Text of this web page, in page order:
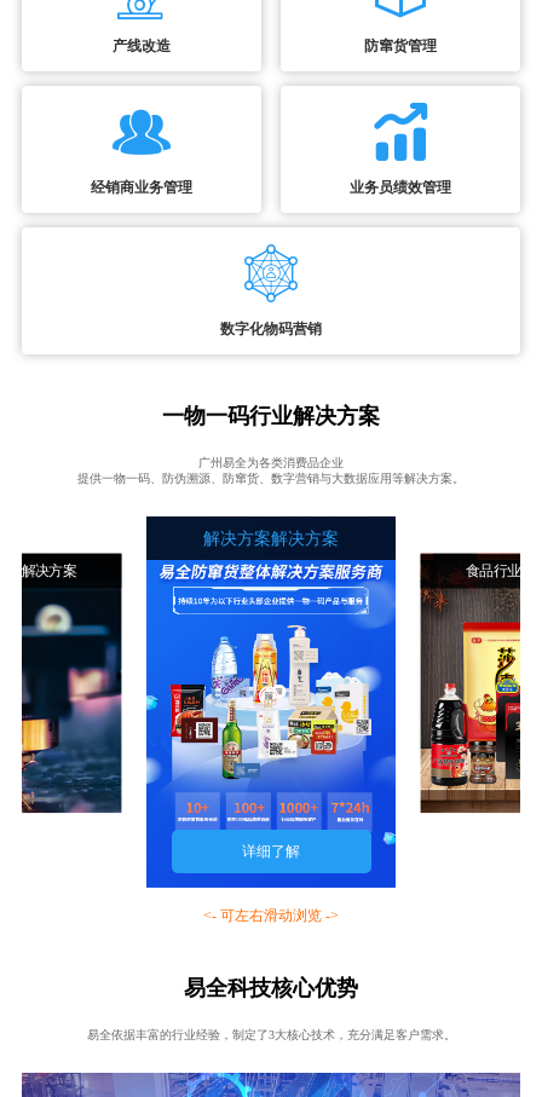
产线改造 防窜货管理
经销商业务管理 业务员绩效管理
数字化物码营销
一物一码行业解决方案
广州易全为各类消费品企业
提供一物一码、防伪溯源、防窜货、数字营销与大数据应用等解决方案。
业解决方案
解决方案解决方案
详细了解
食品行业解
<- 可左右滑动浏览 ->
易全科技核心优势
易全依据丰富的行业经验，制定了3大核心技术，充分满足客户需求。